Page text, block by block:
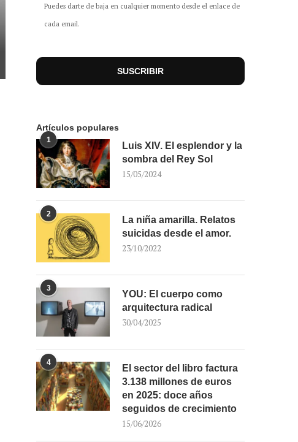
Puedes darte de baja en cualquier momento desde el enlace de
cada email.
Artículos populares
1
Luis XIV. El esplendor y la
sombra del Rey Sol
15/05/2024
2
La niña amarilla. Relatos
suicidas desde el amor.
23/10/2022
3
YOU: El cuerpo como
arquitectura radical
30/04/2025
4
El sector del libro factura
3.138 millones de euros
en 2025: doce años
seguidos de crecimiento
15/06/2026